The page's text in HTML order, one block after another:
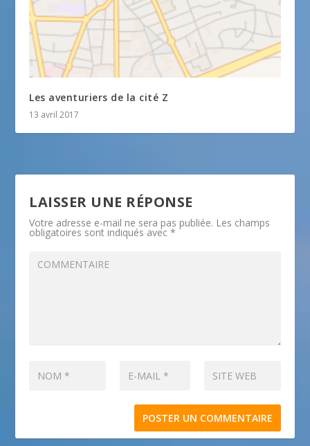
Les aventuriers de la cité Z
13 avril 2017
LAISSER UNE RÉPONSE
Votre adresse e-mail ne sera pas publiée. Les champs
obligatoires sont indiqués avec*